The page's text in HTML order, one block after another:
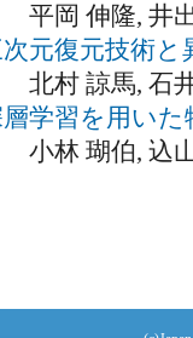
岡 伸隆, 井出
次元復元技術
村 諒馬, 石井
学習を用いた
林 瑚伯, 込山